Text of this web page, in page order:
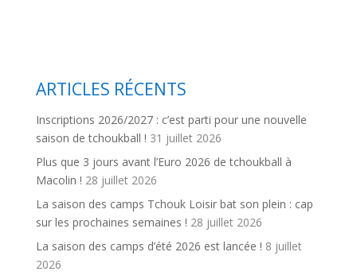
ARTICLES RÉCENTS
Inscriptions 2026/2027 : c’est parti pour une nouvelle
saison de tchoukball ! 31 juillet 2026
Plus que 3 jours avant l’Euro 2026 de tchoukball à
Macolin ! 28 juillet 2026
La saison des camps Tchouk Loisir bat son plein : cap
sur les prochaines semaines ! 28 juillet 2026
La saison des camps d’été 2026 est lancée ! 8 juillet
2026